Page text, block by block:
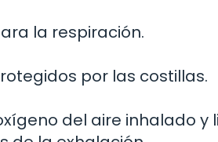
la respiración.
por las costillas.
del aire inhalado y